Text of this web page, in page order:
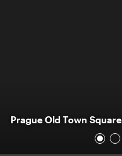
Prague Old Town Square